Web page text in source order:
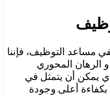
مساعد التوظيف، فإننا
المحوري
يمكن أن يتمثل في
أعلى وجودة